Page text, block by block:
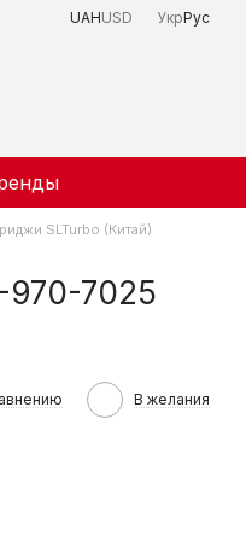
UAHUSD УкрРус
SLTurbo (Китай)
970-7025
В желания